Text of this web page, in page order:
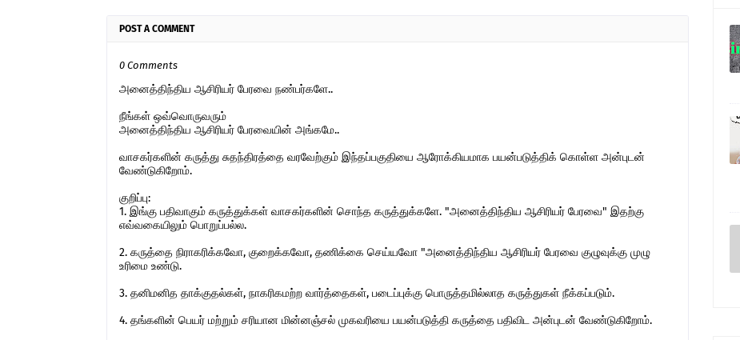
POST A COMMENT
0 Comments
அனைத்திந்திய ஆசிரியர் பேரவை நண்பர்களே..
நீங்கள் ஒவ்வொருவரும்
அனைத்திந்திய ஆசிரியர் பேரவையின் அங்கமே..
வாசகர்களின் கருத்து சுதந்திரத்தை வரவேற்கும் இந்தப்பகுதியை ஆரோக்கியமாக பயன்படுத்திக் கொள்ள அன்புடன்
வேண்டுகிறோம்.
குறிப்பு:
1. இங்கு பதிவாகும் கருத்துக்கள் வாசகர்களின் சொந்த கருத்துக்களே. "அனைத்திந்திய ஆசிரியர் பேரவை" இதற்கு
எவ்வகையிலும் பொறுப்பல்ல.
2. கருத்தை நிராகரிக்கவோ, குறைக்கவோ, தணிக்கை செய்யவோ "அனைத்திந்திய ஆசிரியர் பேரவை குழுவுக்கு முழு
உரிமை உண்டு.
3. தனிமனித தாக்குதல்கள், நாகரிகமற்ற வார்த்தைகள், படைப்புக்கு பொருத்தமில்லாத கருத்துகள் நீக்கப்படும்.
4. தங்களின் பெயர் மற்றும் சரியான மின்னஞ்சல் முகவரியை பயன்படுத்தி கருத்தை பதிவிட அன்புடன் வேண்டுகிறோம்.